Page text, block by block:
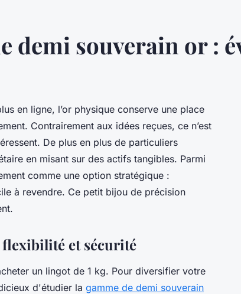
demi souverain or :
en ligne, l’or physique conserve une place
Contrairement aux idées reçues, ce n’est
De plus en plus de particuliers
en misant sur des actifs tangibles. Parmi
comme une option stratégique :
à revendre. Ce petit bijou de précision
et sécurité
un lingot de 1 kg. Pour diversifier votre
d'étudier la gamme de demi souverain